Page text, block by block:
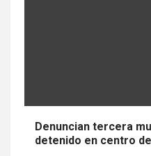
Denuncian tercera
detenido en centro